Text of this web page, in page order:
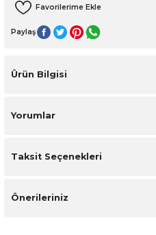
Paylaş
Ürün Bilgisi
Yorumlar
Taksit Seçenekleri
Önerileriniz